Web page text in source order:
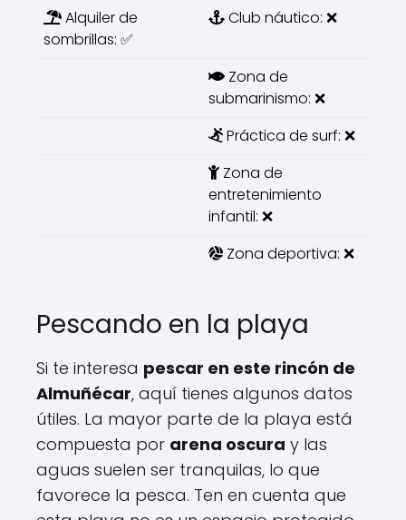
Alquiler de
sombrillas: ✅
Club náutico: ❌
Zona de
submarinismo: ❌
Práctica de surf: ❌
Zona de
entretenimiento
infantil: ❌
Zona deportiva: ❌
Pescando en la playa
Si te interesa pescar en este rincón de
Almuñécar, aquí tienes algunos datos
útiles. La mayor parte de la playa está
compuesta por arena oscura y las
aguas suelen ser tranquilas, lo que
favorece la pesca. Ten en cuenta que